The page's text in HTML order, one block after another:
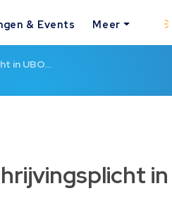
& Events Meer
in UBO…
in